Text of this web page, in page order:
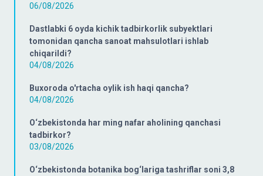
06/08/2026
Dastlabki 6 oyda kichik tadbirkorlik subyektlari
tomonidan qancha sanoat mahsulotlari ishlab
chiqarildi?
04/08/2026
Buxoroda o'rtacha oylik ish haqi qancha?
04/08/2026
O‘zbekistonda har ming nafar aholining qanchasi
tadbirkor?
03/08/2026
O‘zbekistonda botanika bog‘lariga tashriflar soni 3,8